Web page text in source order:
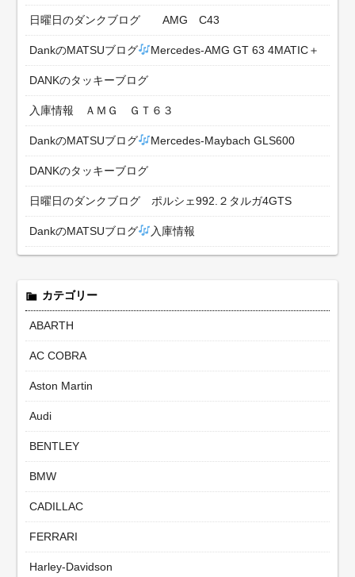
日曜日のダンクブログ AMG C43
DankのMATSUブログ Mercedes-AMG GT 63 4MATIC＋
DANKのタッキーブログ
入庫情報 ＡＭＧ ＧＴ６３
DankのMATSUブログ Mercedes-Maybach GLS600
DANKのタッキーブログ
日曜日のダンクブログ ポルシェ992.２タルガ4GTS
DankのMATSUブログ 入庫情報
カテゴリー
ABARTH
AC COBRA
Aston Martin
Audi
BENTLEY
BMW
CADILLAC
FERRARI
Harley-Davidson